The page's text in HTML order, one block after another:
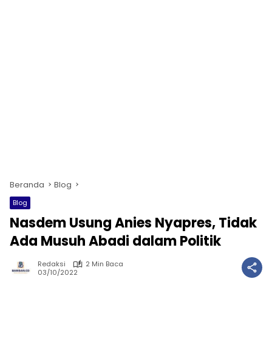
Beranda Blog
Blog
Nasdem Usung Anies Nyapres, Tidak
Ada Musuh Abadi dalam Politik
Redaksi
2 Min Baca
03/10/2022